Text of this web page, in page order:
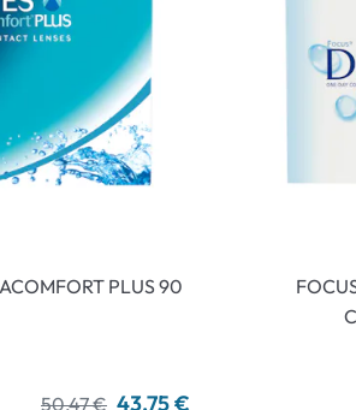
PLUS 90
50,47 € 43,75 €